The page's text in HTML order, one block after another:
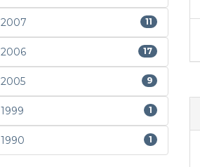
2007 11
2006 17
2005 9
1999 1
1990 1